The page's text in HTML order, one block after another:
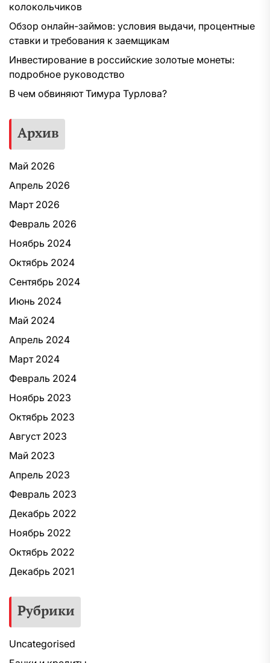
колокольчиков
Обзор онлайн-займов: условия выдачи, процентные
ставки и требования к заемщикам
Инвестирование в российские золотые монеты:
подробное руководство
В чем обвиняют Тимура Турлова?
Архив
Май 2026
Апрель 2026
Март 2026
Февраль 2026
Ноябрь 2024
Октябрь 2024
Сентябрь 2024
Июнь 2024
Май 2024
Апрель 2024
Март 2024
Февраль 2024
Ноябрь 2023
Октябрь 2023
Август 2023
Май 2023
Апрель 2023
Февраль 2023
Декабрь 2022
Ноябрь 2022
Октябрь 2022
Декабрь 2021
Рубрики
Uncategorised